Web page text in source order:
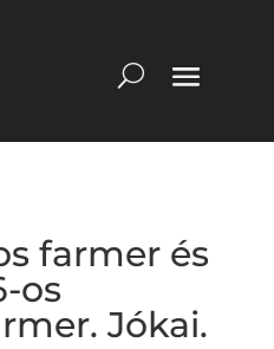
farmer és
os
Jókai.